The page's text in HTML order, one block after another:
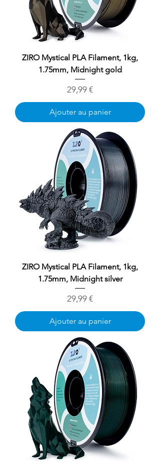
ZIRO Mystical PLA Filament, 1kg,
1.75mm, Midnight gold
Prix
29,99 €
Ajouter au panier
ZIRO Mystical PLA Filament, 1kg,
1.75mm, Midnight silver
Prix
29,99 €
Ajouter au panier